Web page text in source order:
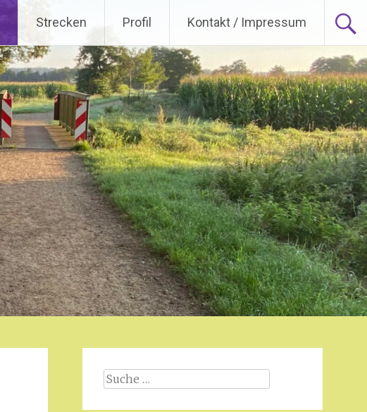
Strecken Profil Kontakt / Impressum
Suche